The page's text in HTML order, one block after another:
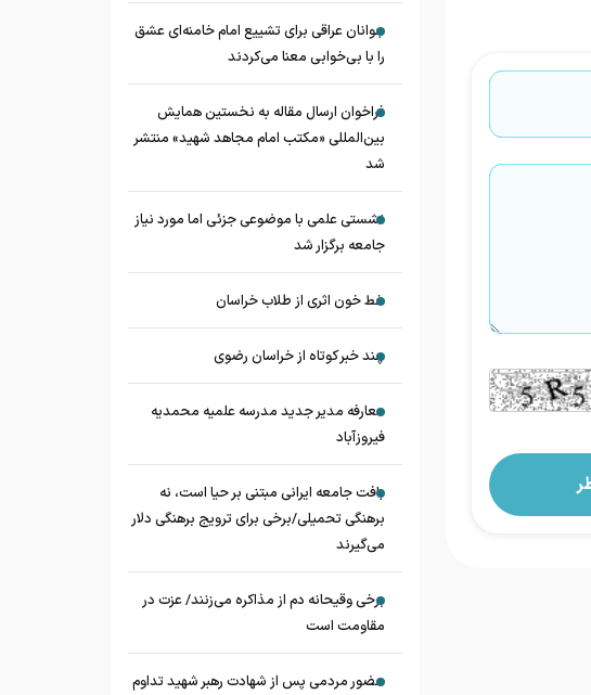
جوانان عراقی برای تشییع امام خامنه‌ای عشق
را با بی‌خوابی معنا می‌کردند
فراخوان ارسال مقاله به نخستین همایش
بین‌المللی «مکتب امام مجاهد شهید» منتشر
شد
نشستی علمی با موضوعی جزئی اما مورد نیاز
جامعه برگزار شد
خط خون اثری از طلاب خراسان
چند خبر کوتاه از خراسان رضوی
معارفه مدیر جدید مدرسه علمیه محمدیه
فیروزآباد
بافت جامعه ایرانی مبتنی بر حیا است، نه
برهنگی تحمیلی/برخی برای ترویج برهنگی دلار
می‌گیرند
برخی وقیحانه دم از مذاکره می‌زنند/ عزت در
مقاومت است
حضور مردمی پس از شهادت رهبر شهید تداوم